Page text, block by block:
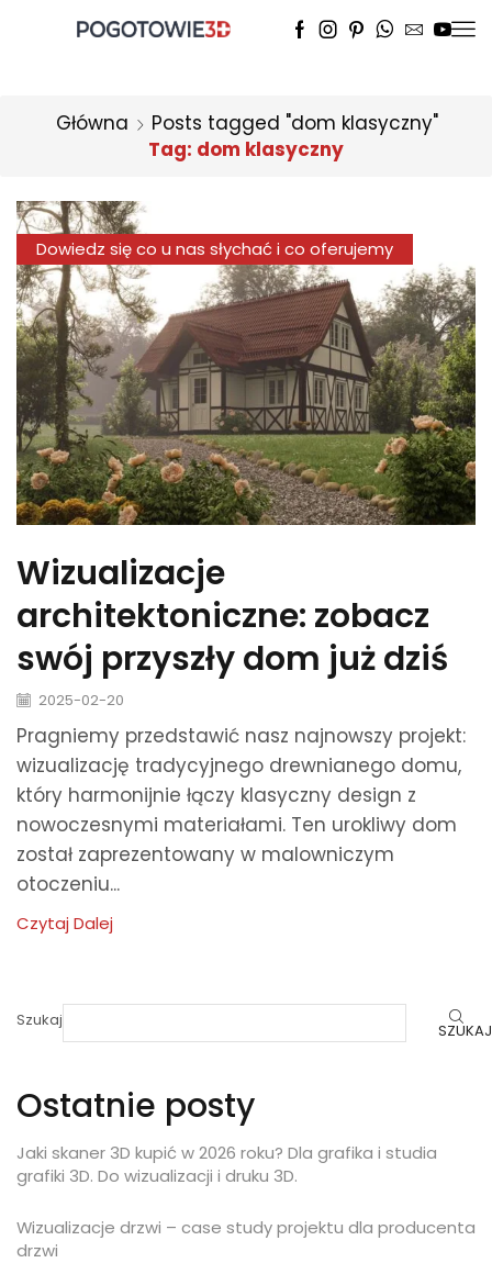
Główna
Posts tagged "dom klasyczny"
Tag: dom klasyczny
Dowiedz się co u nas słychać i co oferujemy
Wizualizacje
architektoniczne: zobacz
swój przyszły dom już dziś
2025-02-20
Pragniemy przedstawić nasz najnowszy projekt:
wizualizację tradycyjnego drewnianego domu,
który harmonijnie łączy klasyczny design z
nowoczesnymi materiałami. Ten urokliwy dom
został zaprezentowany w malowniczym
otoczeniu...
Czytaj Dalej
Szukaj SZUKAJ
Ostatnie posty
Jaki skaner 3D kupić w 2026 roku? Dla grafika i studia
grafiki 3D. Do wizualizacji i druku 3D.
Wizualizacje drzwi – case study projektu dla producenta
drzwi